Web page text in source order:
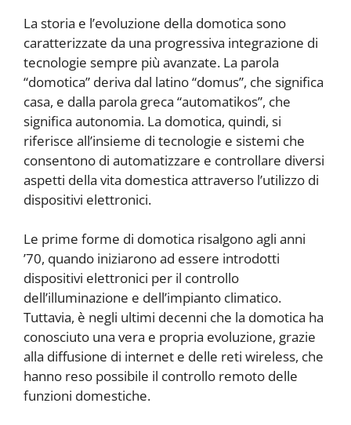
La storia e l’evoluzione della domotica sono
caratterizzate da una progressiva integrazione di
tecnologie sempre più avanzate. La parola
“domotica” deriva dal latino “domus”, che significa
casa, e dalla parola greca “automatikos”, che
significa autonomia. La domotica, quindi, si
riferisce all’insieme di tecnologie e sistemi che
consentono di automatizzare e controllare diversi
aspetti della vita domestica attraverso l’utilizzo di
dispositivi elettronici.
Le prime forme di domotica risalgono agli anni
’70, quando iniziarono ad essere introdotti
dispositivi elettronici per il controllo
dell’illuminazione e dell’impianto climatico.
Tuttavia, è negli ultimi decenni che la domotica ha
conosciuto una vera e propria evoluzione, grazie
alla diffusione di internet e delle reti wireless, che
hanno reso possibile il controllo remoto delle
funzioni domestiche.